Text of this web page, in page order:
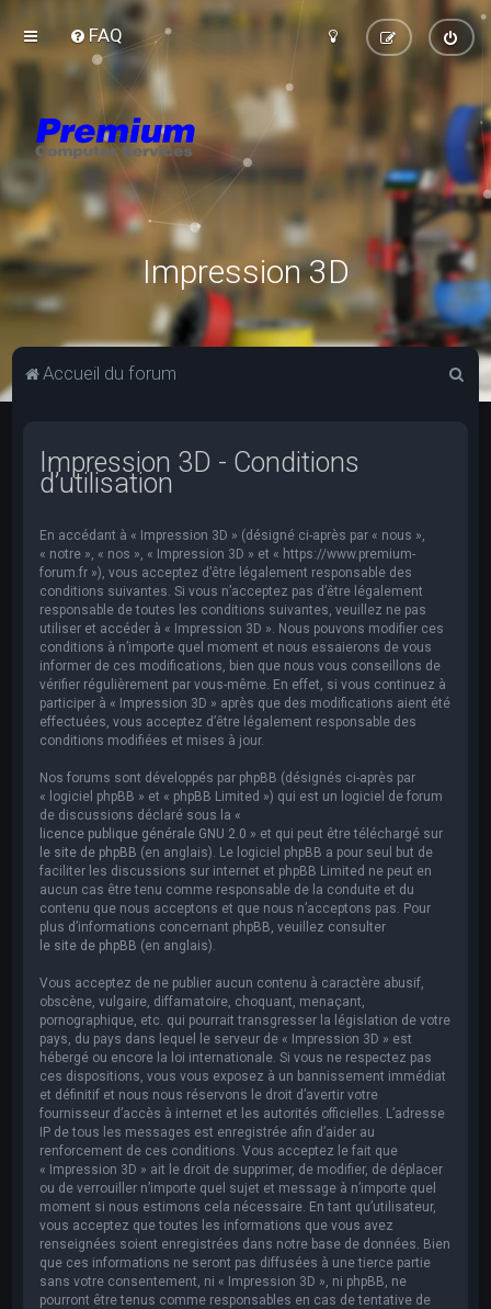
FAQ
Impression 3D
Accueil du forum
Impression 3D - Conditions
d’utilisation
En accédant à « Impression 3D » (désigné ci-après par « nous »,
« notre », « nos », « Impression 3D » et « https://www.premium-
forum.fr »), vous acceptez d’être légalement responsable des
conditions suivantes. Si vous n’acceptez pas d’être légalement
responsable de toutes les conditions suivantes, veuillez ne pas
utiliser et accéder à « Impression 3D ». Nous pouvons modifier ces
conditions à n’importe quel moment et nous essaierons de vous
informer de ces modifications, bien que nous vous conseillons de
vérifier régulièrement par vous-même. En effet, si vous continuez à
participer à « Impression 3D » après que des modifications aient été
effectuées, vous acceptez d’être légalement responsable des
conditions modifiées et mises à jour.
Nos forums sont développés par phpBB (désignés ci-après par
« logiciel phpBB » et « phpBB Limited ») qui est un logiciel de forum
de discussions déclaré sous la «
licence publique générale GNU 2.0 » et qui peut être téléchargé sur
le site de phpBB (en anglais). Le logiciel phpBB a pour seul but de
faciliter les discussions sur internet et phpBB Limited ne peut en
aucun cas être tenu comme responsable de la conduite et du
contenu que nous acceptons et que nous n’acceptons pas. Pour
plus d’informations concernant phpBB, veuillez consulter
le site de phpBB (en anglais).
Vous acceptez de ne publier aucun contenu à caractère abusif,
obscène, vulgaire, diffamatoire, choquant, menaçant,
pornographique, etc. qui pourrait transgresser la législation de votre
pays, du pays dans lequel le serveur de « Impression 3D » est
hébergé ou encore la loi internationale. Si vous ne respectez pas
ces dispositions, vous vous exposez à un bannissement immédiat
et définitif et nous nous réservons le droit d’avertir votre
fournisseur d’accès à internet et les autorités officielles. L’adresse
IP de tous les messages est enregistrée afin d’aider au
renforcement de ces conditions. Vous acceptez le fait que
« Impression 3D » ait le droit de supprimer, de modifier, de déplacer
ou de verrouiller n’importe quel sujet et message à n’importe quel
moment si nous estimons cela nécessaire. En tant qu’utilisateur,
vous acceptez que toutes les informations que vous avez
renseignées soient enregistrées dans notre base de données. Bien
que ces informations ne seront pas diffusées à une tierce partie
sans votre consentement, ni « Impression 3D », ni phpBB, ne
pourront être tenus comme responsables en cas de tentative de